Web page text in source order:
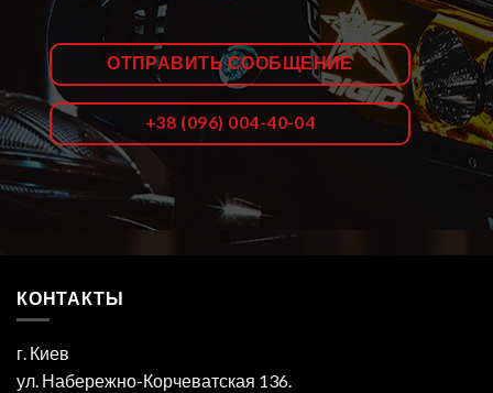
ОТПРАВИТЬ СООБЩЕНИЕ
+38 (096) 004-40-04
КОНТАКТЫ
г. Киев
ул. Набережно-Корчеватская 136.